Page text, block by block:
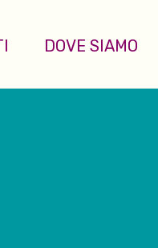
DOVE SIAMO